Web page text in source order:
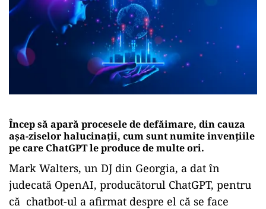
Încep să apară procesele de defăimare, din cauza
aşa-ziselor halucinaţii, cum sunt numite invenţiile
pe care ChatGPT le produce de multe ori.
Mark Walters, un DJ din Georgia, a dat în
judecată OpenAI, producătorul ChatGPT, pentru
că chatbot-ul a afirmat despre el că se face